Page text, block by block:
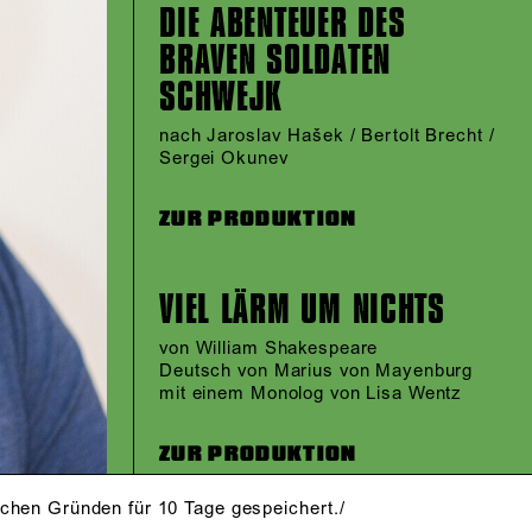
Gründen für 10 Tage gespeichert./
DIE ABENTEUER DES
BRAVEN SOLDATEN
SCHWEJK
nach Jaroslav Hašek / Bertolt Brecht /
Sergei Okunev
ZUR PRODUKTION
VIEL LÄRM UM NICHTS
von William Shakespeare
Deutsch von Marius von Mayenburg
mit einem Monolog von Lisa Wentz
ZUR PRODUKTION